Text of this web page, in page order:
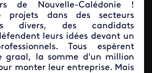
de Nouvelle-Calédonie !
projets dans des secteurs
divers, des candidats
leurs idées devant un
Tous espèrent
graal, la somme d'un million
monter leur entreprise. Mais